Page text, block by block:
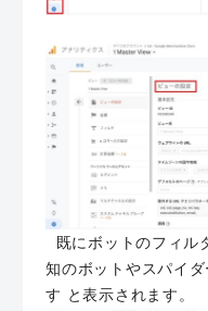
既にボットのフィル
知のボットやスパイ
す と表示されます。